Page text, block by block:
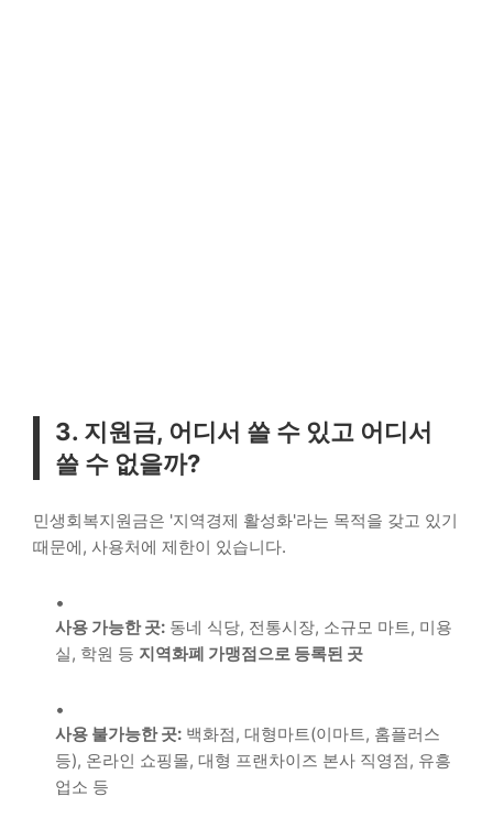
3. 지원금, 어디서 쓸 수 있고 어디서
쓸 수 없을까?
민생회복지원금은 '지역경제 활성화'라는 목적을 갖고 있기
때문에, 사용처에 제한이 있습니다.
사용 가능한 곳: 동네 식당, 전통시장, 소규모 마트, 미용
실, 학원 등 지역화폐 가맹점으로 등록된 곳
사용 불가능한 곳: 백화점, 대형마트(이마트, 홈플러스
등), 온라인 쇼핑몰, 대형 프랜차이즈 본사 직영점, 유흥
업소 등